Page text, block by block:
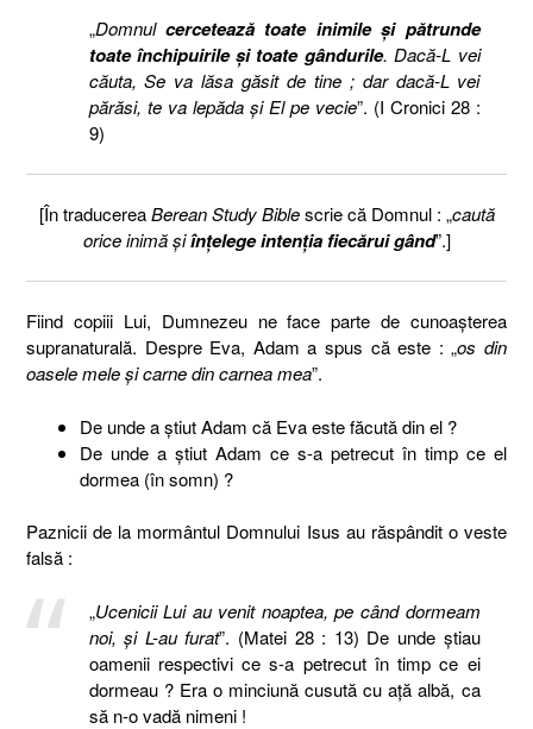
„Domnul cercetează toate inimile şi pătrunde
toate închipuirile şi toate gândurile. Dacă-L vei
căuta, Se va lăsa găsit de tine ; dar dacă-L vei
părăsi, te va lepăda şi El pe vecie”. (I Cronici 28 :
9)
[În traducereaBerean Study Biblescrie că Domnul : „caută
orice inimă şiînțelege intenția fiecărui gând”.]
Fiind copiii Lui, Dumnezeu ne face parte de cunoaşterea
supranaturală. Despre Eva, Adam a spus că este : „os din
oasele mele şi carne din carnea mea”.
De unde a ştiut Adam că Eva este făcută din el ?
De unde a ştiut Adam ce s-a petrecut în timp ce el
dormea (în somn) ?
Paznicii de la mormântul Domnului Isus au răspândit o veste
falsă :
„Ucenicii Lui au venit noaptea, pe când dormeam
noi, şi L-au furat”. (Matei 28 : 13) De unde ştiau
oamenii respectivi ce s-a petrecut în timp ce ei
dormeau ? Era o minciună cusută cu aţă albă, ca
să n-o vadă nimeni !